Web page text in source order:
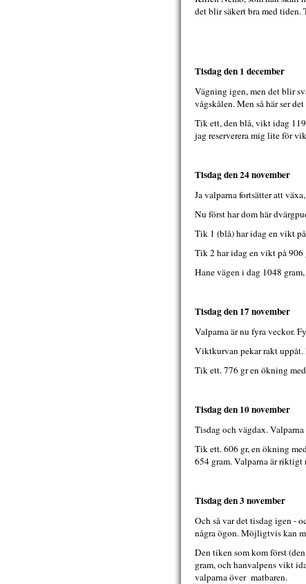
det blir säkert bra med tiden.
Tisdag den 1 december
Vägning igen, men det blir
vågskålen. Men så här ser
Tik ett, den blå, vikt idag
jag reserverera mig lite för
Tisdag den 24 november
Ja valparna fortsätter att
Nu först har dom här
Tik 1 (blå) har idag en vikt
Tik 2 har idag en vikt på 906
Hane vägen i dag 1048
Tisdag den 17 november
Valparna är nu fyra veckor.
Viktkurvan pekar rakt uppåt.
Tik ett. 776 gr en ökning
Tisdag den 10 november
Tisdag och vägdax.
Tik ett. 606 gr, en ökning
654 gram. Valparna är riktigt
Tisdag den 3 november
Och så var det tisdag igen -
några ögon. Möjligtvis kan
Den tiken som kom först
gram, och hanvalpens vikt
valparna över matbaren.